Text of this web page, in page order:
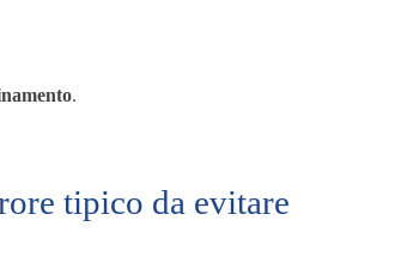
.
tipico da evitare